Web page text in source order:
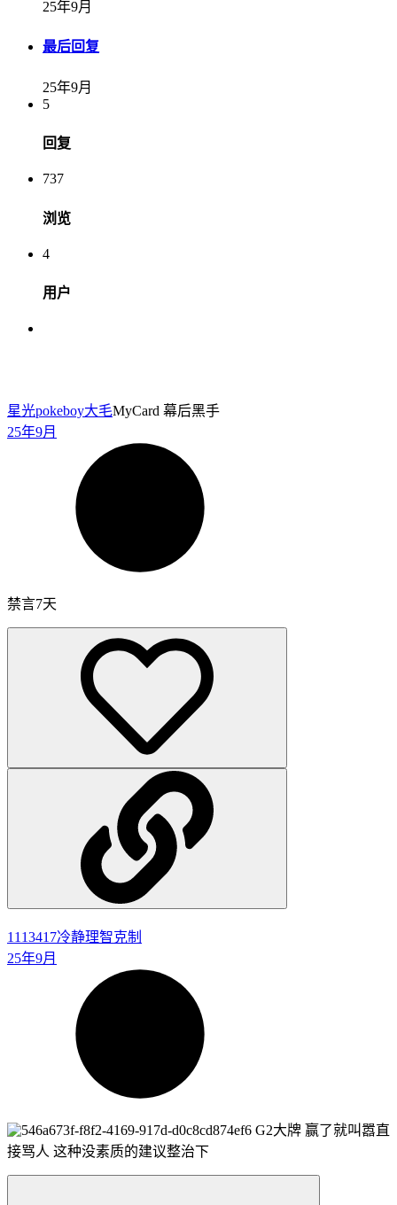
25年9月
最后回复
25年9月
5
回复
737
浏览
4
用户
星光pokeboy大毛MyCard 幕后黑手
25年9月
禁言7天
1113417冷静理智克制
25年9月
G2大牌 赢了就叫嚣直
接骂人 这种没素质的建议整治下